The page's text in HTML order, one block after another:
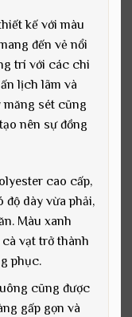
kế với màu
đến vẻ nổi
trí với các chi
lịch lãm và
măng sét cũng
nên sự đồng
cao cấp,
độ dày vừa phải,
Màu xanh
vạt trở thành
phục.
cũng được
gấp gọn và